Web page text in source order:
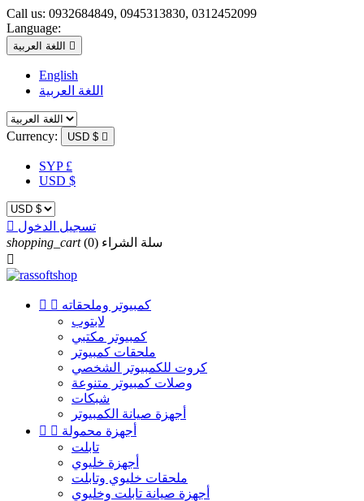
Call us: 0932684849, 0945313830, 0312452099
Language:
اللغة العربية 
English
اللغة العربية
Currency: USD $ 
SYP £
USD $
 تسجيل الدخول
shopping_cart
سلة الشراء (0)

  كمبيوتر وملحقاته
لابتوب
كمبيوتر مكتبي
ملحقات كمبيوتر
كروت للكمبيوتر الشخصي
وصلات كمبيوتر متنوعة
شبكات
أجهزة صيانة الكمبيوتر
  أجهزة محمولة
تابلت
أجهزة خليوي
ملحقات خليوي وتابلت
أجهزة صيانة تابلت وخليوي